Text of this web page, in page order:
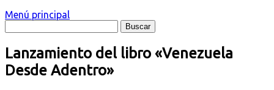
Menú principal
Lanzamiento del libro «Venezuela
Desde Adentro»